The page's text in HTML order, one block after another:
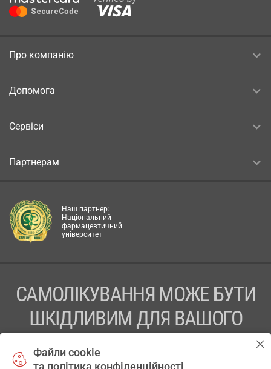
Про компанію
Допомога
Сервіси
Партнерам
Наш партнер:
Національний
фармацевтичний
університет
САМОЛІКУВАННЯ МОЖЕ БУТИ
ШКІДЛИВИМ ДЛЯ ВАШОГО
Файли cookie
та політика конфіденційності